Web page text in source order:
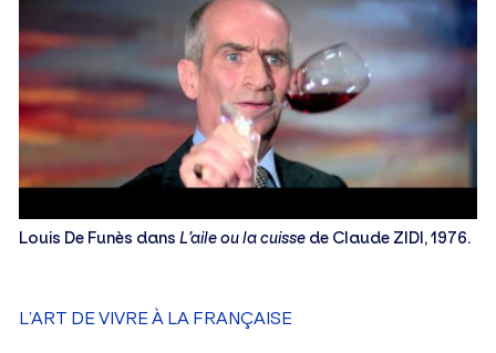
Louis De Funès dansL’aile ou la cuisse de Claude ZIDI, 1976.
L’ART DE VIVRE À LA FRANÇAISE